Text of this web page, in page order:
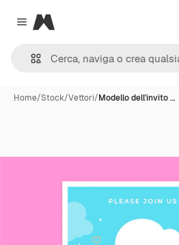
Close menu
Magnific
Home/Stock/Vettori/Modello dell'invito …